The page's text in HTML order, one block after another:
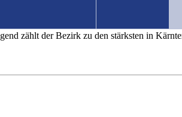
zählt der Bezirk zu den stärksten in